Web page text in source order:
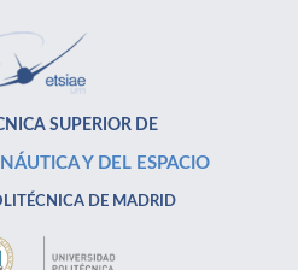
SUPERIOR DE
Y DEL ESPACIO
DE MADRID